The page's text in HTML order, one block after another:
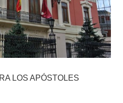
LOS APÓSTOLES